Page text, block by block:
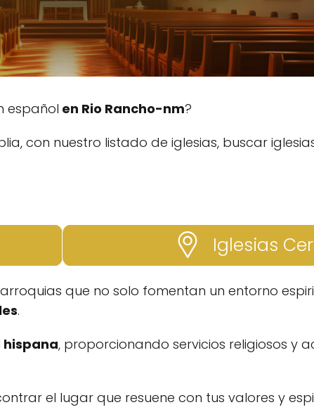
español en Rio Rancho-nm?
con nuestro listado de iglesias, buscar
Iglesias
que no solo fomentan un entorno
.
, proporcionando servicios religiosos y
el lugar que resuene con tus valores y